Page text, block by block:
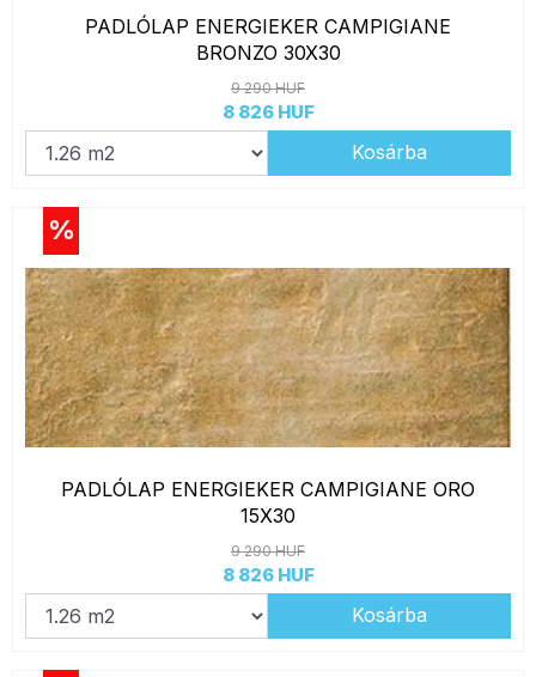
PADLÓLAP ENERGIEKER CAMPIGIANE
BRONZO 30X30
9 290 HUF
8 826 HUF
Kosárba
%
PADLÓLAP ENERGIEKER CAMPIGIANE ORO
15X30
9 290 HUF
8 826 HUF
Kosárba